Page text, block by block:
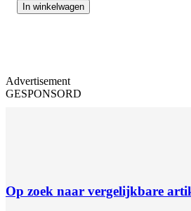
In winkelwagen
Advertisement
GESPONSORD
Op zoek naar vergelijkbare